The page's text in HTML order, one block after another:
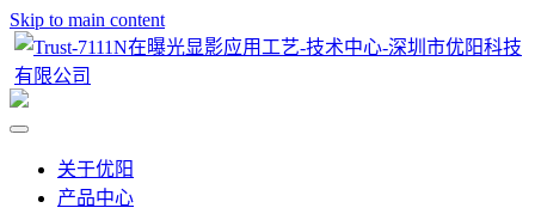
Skip to main content
关于优阳
产品中心